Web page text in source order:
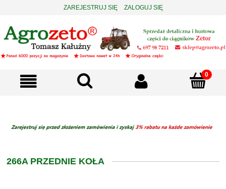
ZAREJESTRUJ SIĘ ZALOGUJ SIĘ
266A PRZEDNIE KOŁA